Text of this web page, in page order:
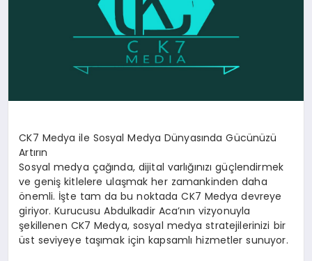
CK7 Medya ile Sosyal Medya Dünyasında Gücünüzü
Artırın
Sosyal medya çağında, dijital varlığınızı güçlendirmek
ve geniş kitlelere ulaşmak her zamankinden daha
önemli. İşte tam da bu noktada CK7 Medya devreye
giriyor. Kurucusu Abdulkadir Aca’nın vizyonuyla
şekillenen CK7 Medya, sosyal medya stratejilerinizi bir
üst seviyeye taşımak için kapsamlı hizmetler sunuyor.